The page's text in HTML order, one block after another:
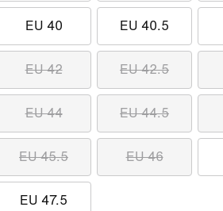
EU 40 EU 40.5
EU 42 EU 42.5
EU 44 EU 44.5
EU 45.5 EU 46
EU 47.5